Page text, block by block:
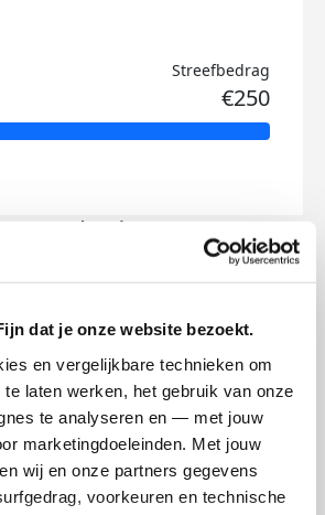
dat je onze website bezoekt.
en vergelijkbare technieken om
laten werken, het gebruik van onze
te analyseren en — met jouw
marketingdoeleinden. Met jouw
wij en onze partners gegevens
voorkeuren en technische
Streefbedrag
€250
Hugo's badges